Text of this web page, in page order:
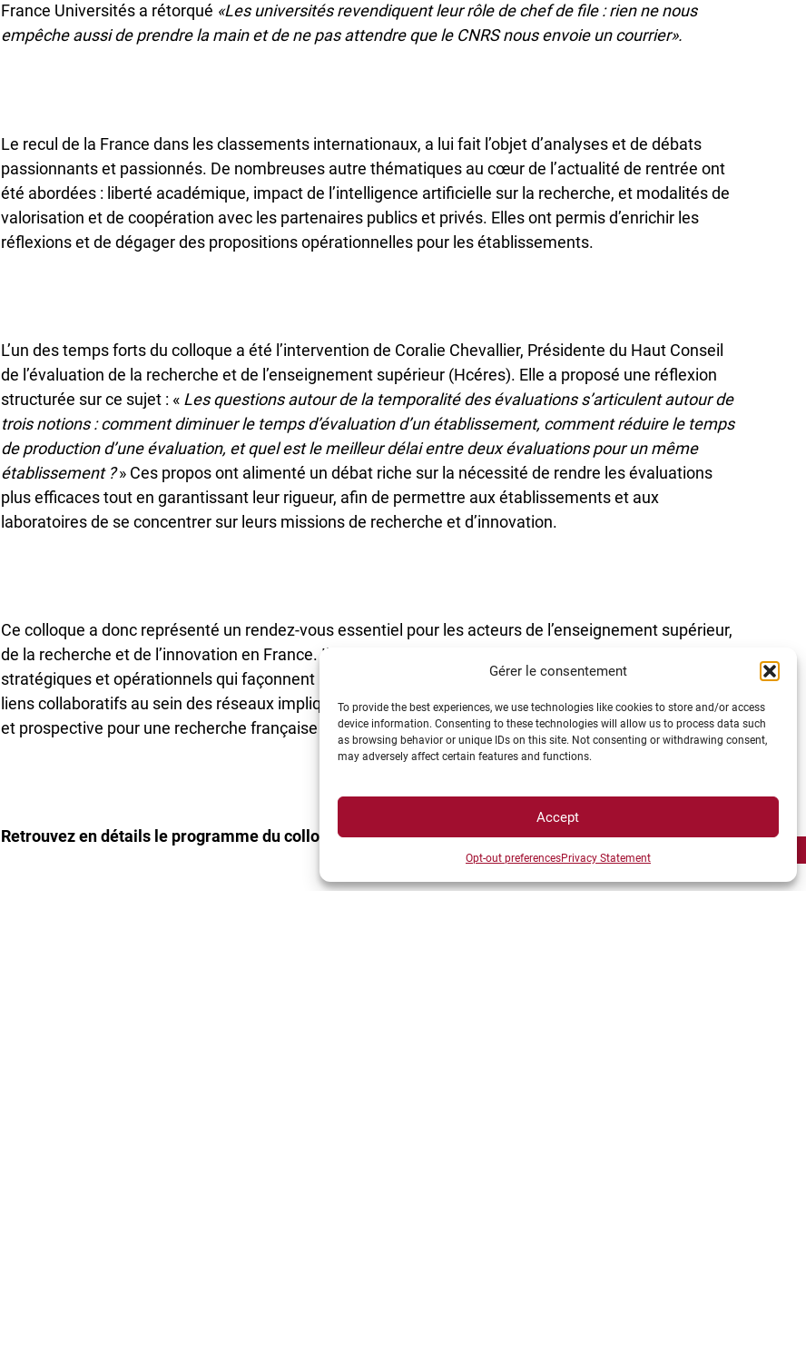
Gérer le consentement
To provide the best experiences, we use technologies like cookies to store and/or access
device information. Consenting to these technologies will allow us to process data such
as browsing behavior or unique IDs on this site. Not consenting or withdrawing consent,
may adversely affect certain features and functions.
Accept
Opt-out preferencesPrivacy Statement
France Universités a rétorqué «Les universités revendiquent leur rôle de chef de file : rien ne nous
empêche aussi de prendre la main et de ne pas attendre que le CNRS nous envoie un courrier».
Le recul de la France dans les classements internationaux, a lui fait l’objet d’analyses et de débats
passionnants et passionnés. De nombreuses autre thématiques au cœur de l’actualité de rentrée ont
été abordées : liberté académique, impact de l’intelligence artificielle sur la recherche, et modalités de
valorisation et de coopération avec les partenaires publics et privés. Elles ont permis d’enrichir les
réflexions et de dégager des propositions opérationnelles pour les établissements.
L’un des temps forts du colloque a été l’intervention de Coralie Chevallier, Présidente du Haut Conseil
de l’évaluation de la recherche et de l’enseignement supérieur (Hcéres). Elle a proposé une réflexion
structurée sur ce sujet : « Les questions autour de la temporalité des évaluations s’articulent autour de
trois notions : comment diminuer le temps d’évaluation d’un établissement, comment réduire le temps
de production d’une évaluation, et quel est le meilleur délai entre deux évaluations pour un même
établissement ?» Ces propos ont alimenté un débat riche sur la nécessité de rendre les évaluations
plus efficaces tout en garantissant leur rigueur, afin de permettre aux établissements et aux
laboratoires de se concentrer sur leurs missions de recherche et d’innovation.
Ce colloque a donc représenté un rendez-vous essentiel pour les acteurs de l’enseignement supérieur,
de la recherche et de l’innovation en France. Il a permis d’explorer de manière approfondie les enjeux
stratégiques et opérationnels qui façonnent l’avenir de ces domaines. Ces discussions ont renforcé les
liens collaboratifs au sein des réseaux impliqués, en posant les fondations d’une approche plus intégrée
et prospective pour une recherche française dynamique à l’échelle internationale.
Retrouvez en détails le programme du colloque :https://vpr3sup2025.sciencesconf.org/?lang=fr